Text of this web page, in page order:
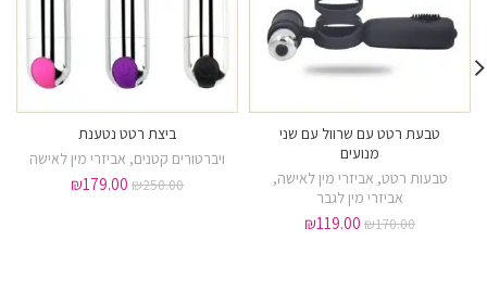
טבעת רטט עם שרוול עם שני
מנועים
טבעות רטט, אביזרי מין לאישה,
אביזרי מין לגבר
₪170.00
₪119.00
ביצת רטט נטענת
ויברטורים קטנים, אביזרי מין לאישה
₪250.00
₪179.00